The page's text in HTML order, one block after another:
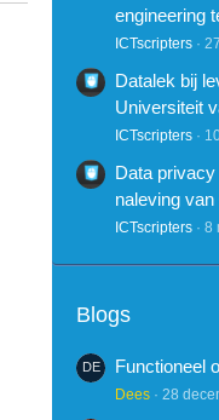
engineering
ICTscripters
Datalek bij
Universiteit
ICTscripters
Data
naleving
ICTscripters 8
Blogs
Functioneel
Dees 28